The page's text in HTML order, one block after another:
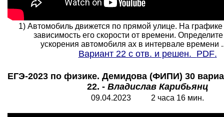
1) Автомобиль движется по прямой улице. На графике
зависимость его скорости от времени.
ускорения автомобиля ах в интервале времени
Вариант 22 с отв. и решен. PDF.
ЕГЭ-2023 по физике. Демидова (ФИПИ) 30
22. - Владислав Карибьянц
09.04.2023 2 часа 16 мин.